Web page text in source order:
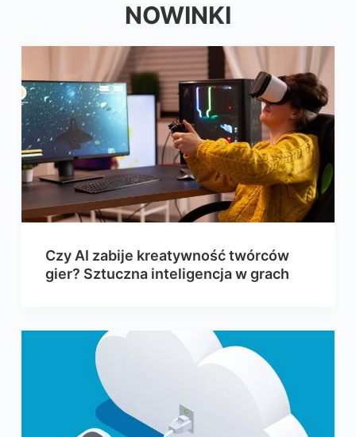
NOWINKI
Czy AI zabije kreatywność twórców
gier? Sztuczna inteligencja w grach